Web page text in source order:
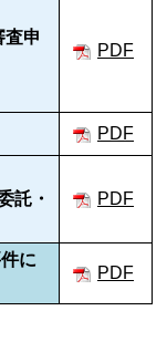
査申
PDF
PDF
託・
PDF
に
PDF